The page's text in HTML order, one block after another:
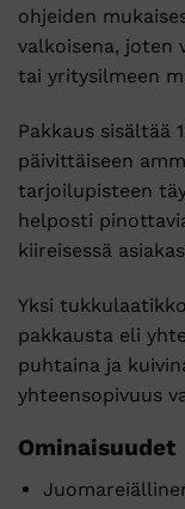
ohjeiden
valkoisena, joten
tai yritysilmeen
Pakkaus sisältää
päivittäiseen
tarjoilupisteen
helposti
kiireisessä
Yksi
pakkausta eli
puhtaina ja
yhteensopivuus
Ominaisuudet